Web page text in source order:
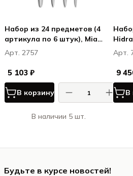
Набор из 24 предметов (4
артикула по 6 штук), Mia
18%
Арт. 2757
5 103 ₽
В корзину
В наличии 5 шт.
Арт.
9
В
Будьте в курсе новостей!